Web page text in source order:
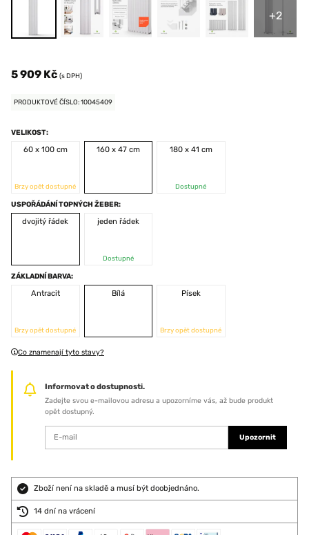
+2
5 909 Kč (s DPH)
PRODUKTOVÉ ČÍSLO: 10045409
VELIKOST:
60 x 100 cm
Brzy opět dostupné
160 x 47 cm 180 x 41 cm
Dostupné
USPOŘÁDÁNÍ TOPNÝCH ŽEBER:
dvojitý řádek
jeden řádek
Dostupné
ZÁKLADNÍ BARVA:
Antracit
Brzy opět dostupné
Bílá Písek
Brzy opět dostupné
Co znamenají tyto stavy?
Informovat o dostupnosti.
Zadejte svou e-mailovou adresu a upozorníme vás, až bude produkt
opět dostupný.
Upozornit
Zboží není na skladě a musí být doobjednáno.
14 dní na vrácení